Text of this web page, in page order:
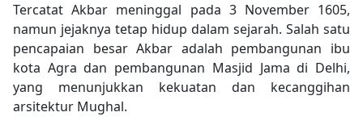
Tercatat Akbar meninggal pada 3 November 1605,
namun jejaknya tetap hidup dalam sejarah. Salah satu
pencapaian besar Akbar adalah pembangunan ibu
kota Agra dan pembangunan Masjid Jama di Delhi,
yang menunjukkan kekuatan dan kecanggihan
arsitektur Mughal.